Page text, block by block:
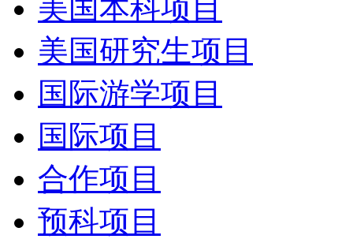
美国本科项目
美国研究生项目
国际游学项目
国际项目
合作项目
预科项目